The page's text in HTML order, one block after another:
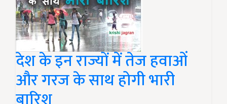
देश के इन राज्यों में तेज हवाओं
और गरज के साथ होगी भारी